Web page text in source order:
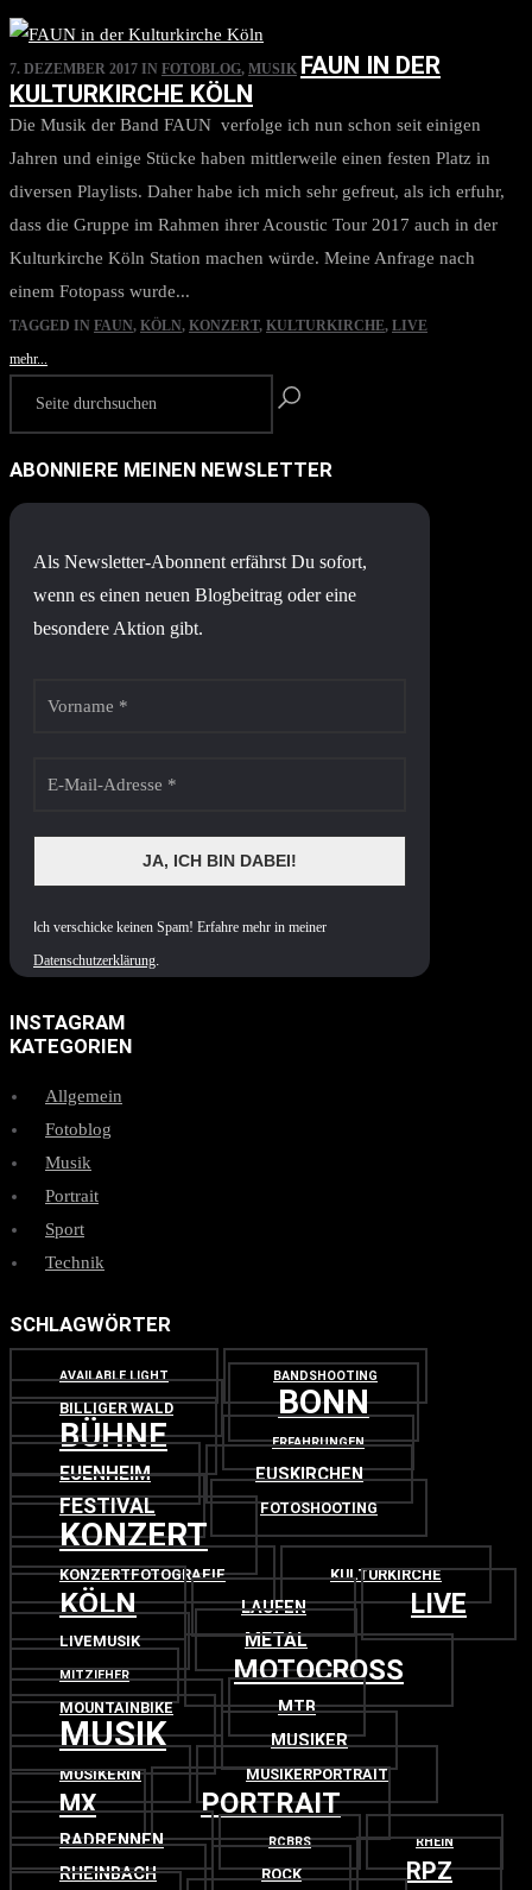
7. DEZEMBER 2017 IN FOTOBLOG, MUSIK FAUN IN DER
KULTURKIRCHE KÖLN
Die Musik der Band FAUN verfolge ich nun schon seit einigen
Jahren und einige Stücke haben mittlerweile einen festen Platz in
diversen Playlists. Daher habe ich mich sehr gefreut, als ich erfuhr,
dass die Gruppe im Rahmen ihrer Acoustic Tour 2017 auch in der
Kulturkirche Köln Station machen würde. Meine Anfrage nach
einem Fotopass wurde...
TAGGED IN FAUN, KÖLN, KONZERT, KULTURKIRCHE, LIVE
mehr...
ABONNIERE MEINEN NEWSLETTER
Als Newsletter-Abonnent erfährst Du sofort,
wenn es einen neuen Blogbeitrag oder eine
besondere Aktion gibt.
ch verschicke keinen Spam! Erfahre mehr in meiner
Datenschutzerklärung.
INSTAGRAM
KATEGORIEN
Allgemein
Fotoblog
Musik
Portrait
Sport
Technik
SCHLAGWÖRTER
AVAILABLE LIGHT BANDSHOOTING
BILLIGER WALD BONN
BÜHNE ERFAHRUNGEN
EUENHEIM EUSKIRCHEN
FESTIVAL FOTOSHOOTING
KONZERT
KONZERTFOTOGRAFIE KULTURKIRCHE
KÖLN LAUFEN LIVE
LIVEMUSIK METAL
MITZIEHER MOTOCROSS
MOUNTAINBIKE MTB
MUSIK MUSIKER
MUSIKERIN MUSIKERPORTRAIT
MX PORTRAIT
RADRENNEN RCBRS RHEIN
RHEINBACH ROCK RPZ